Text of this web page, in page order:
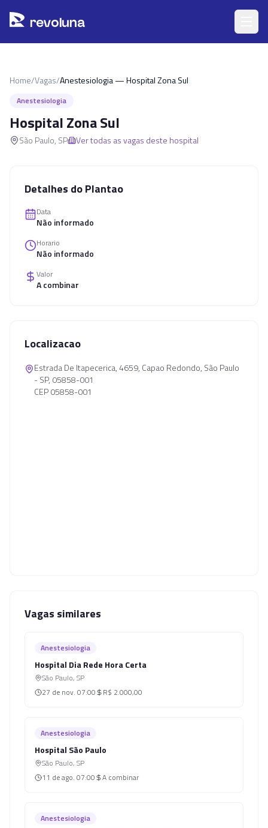
revoluna
Home/Vagas/Anestesiologia — Hospital Zona Sul
Anestesiologia
Hospital Zona Sul
São Paulo, SP Ver todas as vagas deste hospital
Detalhes do Plantao
Data
Não informado
Horario
Não informado
Valor
A combinar
Localizacao
Estrada De Itapecerica, 4659, Capao Redondo, São Paulo
- SP, 05858-001
CEP 05858-001
Vagas similares
Anestesiologia
Hospital Dia Rede Hora Certa
São Paulo, SP
27 de nov. 07:00 R$ 2.000,00
Anestesiologia
Hospital São Paulo
São Paulo, SP
11 de ago. 07:00 A combinar
Anestesiologia